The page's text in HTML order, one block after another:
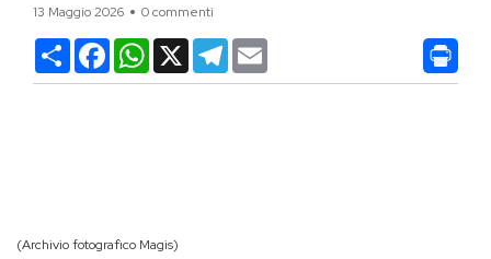
13 Maggio 2026 0 commenti
CondividiFacebookWhatsApp
X Telegram
(Archivio fotografico Magis)